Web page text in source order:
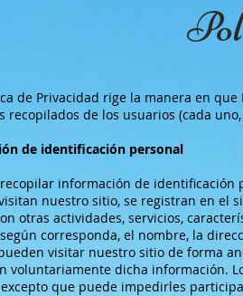
de Privacidad rige la manera en
recopilados de los usuarios (cada
de identificación personal
información de identificación
nuestro sitio, se registran en el
otras actividades, servicios,
corresponda, el nombre, la
visitar nuestro sitio de forma
voluntariamente dicha información.
que puede impedirles